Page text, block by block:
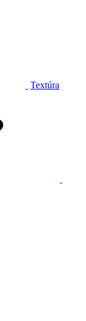
Textúra